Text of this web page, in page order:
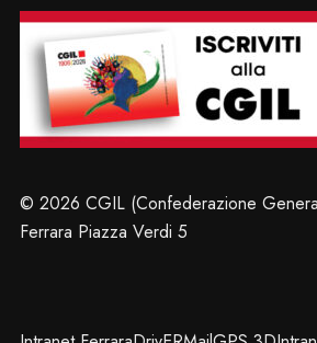
© 2026 CGIL (Confederazione
Ferrara Piazza Verdi 5